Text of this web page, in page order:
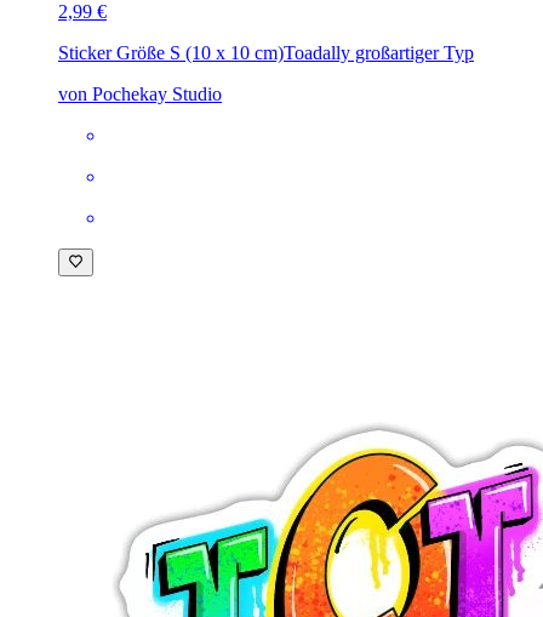
2,99 €
Sticker Größe S (10 x 10 cm)Toadally großartiger Typ
von Pochekay Studio